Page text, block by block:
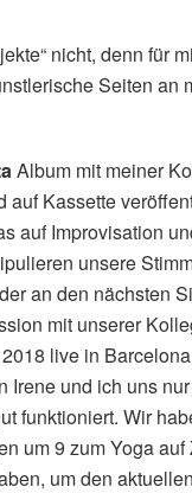
nicht, denn für
Seiten an
Album mit meiner
auf Kassette
auf Improvisation
unsere
an den nächsten
mit unserer
live in
Irene und ich uns
funktioniert. Wir
um 9 zum Yoga
um den